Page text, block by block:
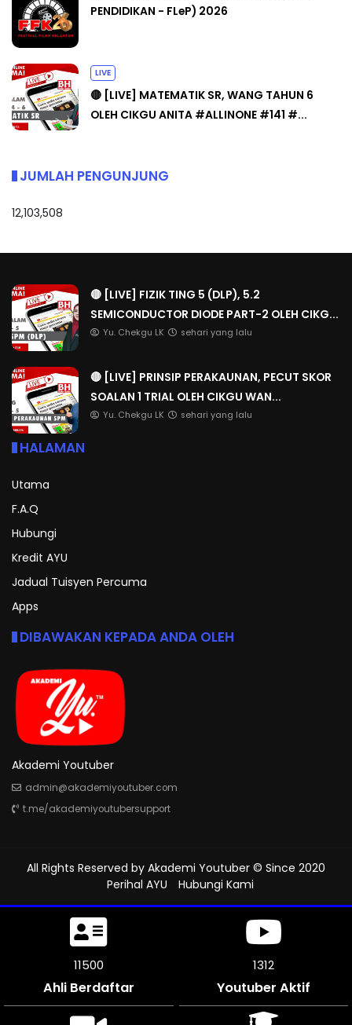
PENDIDIKAN - FLeP) 2026
LIVE
🔴 [LIVE] MATEMATIK SR, WANG TAHUN 6
OLEH CIKGU ANITA #ALLINONE #141 #...
JUMLAH PENGUNJUNG
12,103,508
🔴 [LIVE] FIZIK TING 5 (DLP), 5.2
SEMICONDUCTOR DIODE PART-2 OLEH CIKG...
Yu. Chekgu LK sehari yang lalu
🔴 [LIVE] PRINSIP PERAKAUNAN, PECUT SKOR
SOALAN 1 TRIAL OLEH CIKGU WAN...
Yu. Chekgu LK sehari yang lalu
HALAMAN
Utama
F.A.Q
Hubungi
Kredit AYU
Jadual Tuisyen Percuma
Apps
DIBAWAKAN KEPADA ANDA OLEH
Akademi Youtuber
admin@akademiyoutuber.com
t.me/akademiyoutubersupport
All Rights Reserved by Akademi Youtuber © Since 2020
Perihal AYU
Hubungi Kami
11500
Ahli Berdaftar
1312
Youtuber Aktif